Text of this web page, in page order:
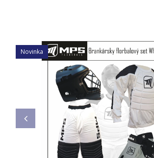
Novinka